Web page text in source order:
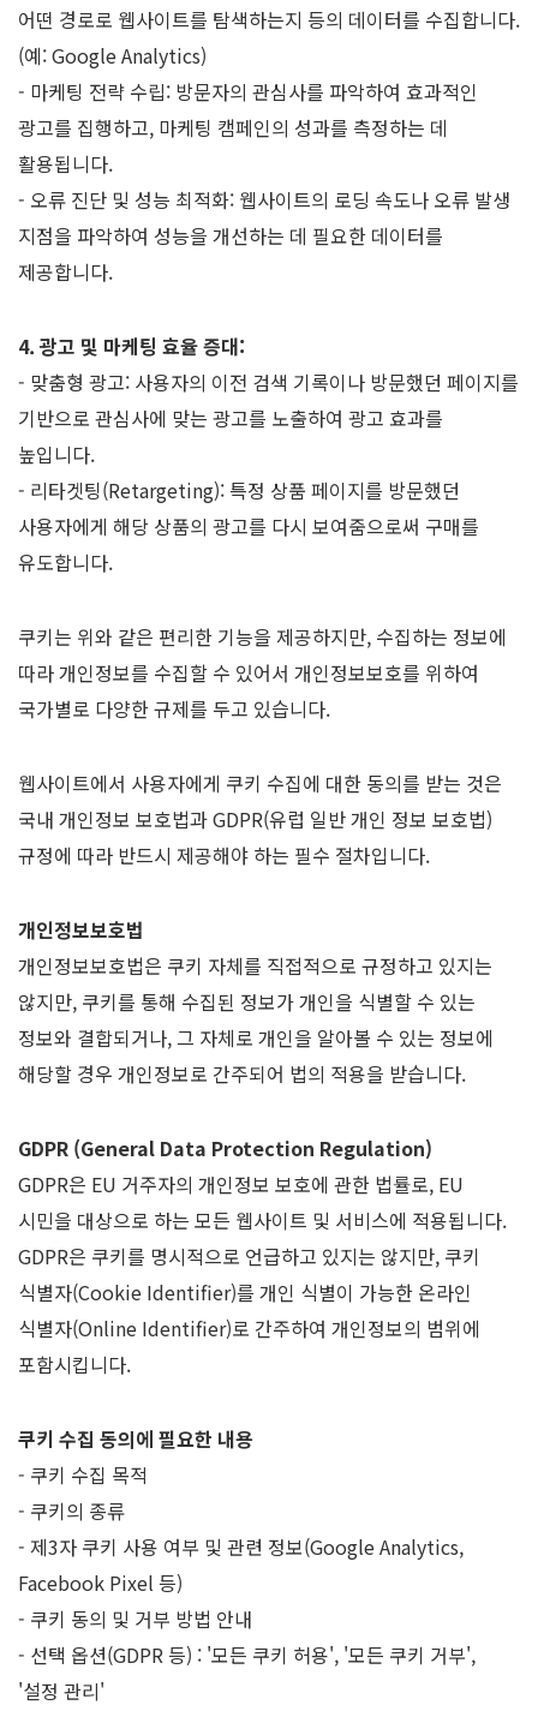
어떤 경로로 웹사이트를 탐색하는지 등의 데이터를 수집합니다.
(예: Google Analytics)
- 마케팅 전략 수립: 방문자의 관심사를 파악하여 효과적인
광고를 집행하고, 마케팅 캠페인의 성과를 측정하는 데
활용됩니다.
- 오류 진단 및 성능 최적화: 웹사이트의 로딩 속도나 오류 발생
지점을 파악하여 성능을 개선하는 데 필요한 데이터를
제공합니다.
4. 광고 및 마케팅 효율 증대:
- 맞춤형 광고: 사용자의 이전 검색 기록이나 방문했던 페이지를
기반으로 관심사에 맞는 광고를 노출하여 광고 효과를
높입니다.
- 리타겟팅(Retargeting): 특정 상품 페이지를 방문했던
사용자에게 해당 상품의 광고를 다시 보여줌으로써 구매를
유도합니다.
쿠키는 위와 같은 편리한 기능을 제공하지만, 수집하는 정보에
따라 개인정보를 수집할 수 있어서 개인정보보호를 위하여
국가별로 다양한 규제를 두고 있습니다.
웹사이트에서 사용자에게 쿠키 수집에 대한 동의를 받는 것은
국내 개인정보 보호법과 GDPR(유럽 일반 개인 정보 보호법)
규정에 따라 반드시 제공해야 하는 필수 절차입니다.
개인정보보호법
개인정보보호법은 쿠키 자체를 직접적으로 규정하고 있지는
않지만, 쿠키를 통해 수집된 정보가 개인을 식별할 수 있는
정보와 결합되거나, 그 자체로 개인을 알아볼 수 있는 정보에
해당할 경우 개인정보로 간주되어 법의 적용을 받습니다.
GDPR (General Data Protection Regulation)
GDPR은 EU 거주자의 개인정보 보호에 관한 법률로, EU
시민을 대상으로 하는 모든 웹사이트 및 서비스에 적용됩니다.
GDPR은 쿠키를 명시적으로 언급하고 있지는 않지만, 쿠키
식별자(Cookie Identifier)를 개인 식별이 가능한 온라인
식별자(Online Identifier)로 간주하여 개인정보의 범위에
포함시킵니다.
쿠키 수집 동의에 필요한 내용
- 쿠키 수집 목적
- 쿠키의 종류
- 제3자 쿠키 사용 여부 및 관련 정보(Google Analytics,
Facebook Pixel 등)
- 쿠키 동의 및 거부 방법 안내
- 선택 옵션(GDPR 등) : '모든 쿠키 허용', '모든 쿠키 거부',
'설정 관리'